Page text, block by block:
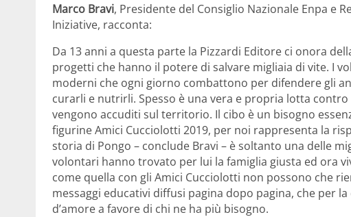
Marco Bravi, Presidente del Consiglio Nazionale Enpa e
Iniziative, racconta:
Da 13 anni a questa parte la Pizzardi Editore ci onora
progetti che hanno il potere di salvare migliaia di vite. I
moderni che ogni giorno combattono per difendere gli
curarli e nutrirli. Spesso è una vera e propria lotta
vengono accuditi sul territorio. Il cibo è un bisogno
figurine Amici Cucciolotti 2019, per noi rappresenta la
storia di Pongo – conclude Bravi – è soltanto una delle
volontari hanno trovato per lui la famiglia giusta ed ora
come quella con gli Amici Cucciolotti non possono che
messaggi educativi diffusi pagina dopo pagina, che per
d’amore a favore di chi ne ha più bisogno.